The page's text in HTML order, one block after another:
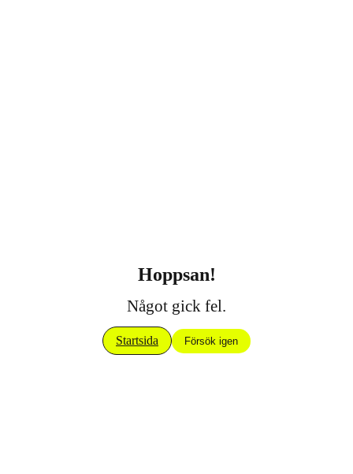
Hoppsan!
Något gick fel.
Startsida Försök igen